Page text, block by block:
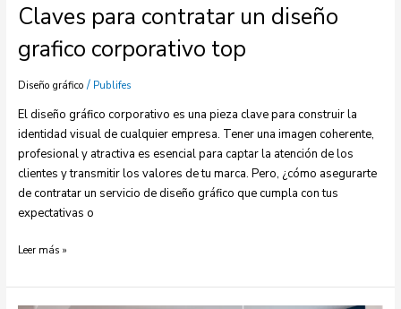
Claves para contratar un diseño
grafico corporativo top
Diseño gráfico/ Publifes
El diseño gráfico corporativo es una pieza clave para construir la
identidad visual de cualquier empresa. Tener una imagen coherente,
profesional y atractiva es esencial para captar la atención de los
clientes y transmitir los valores de tu marca. Pero, ¿cómo asegurarte
de contratar un servicio de diseño gráfico que cumpla con tus
expectativas o
Leer más »